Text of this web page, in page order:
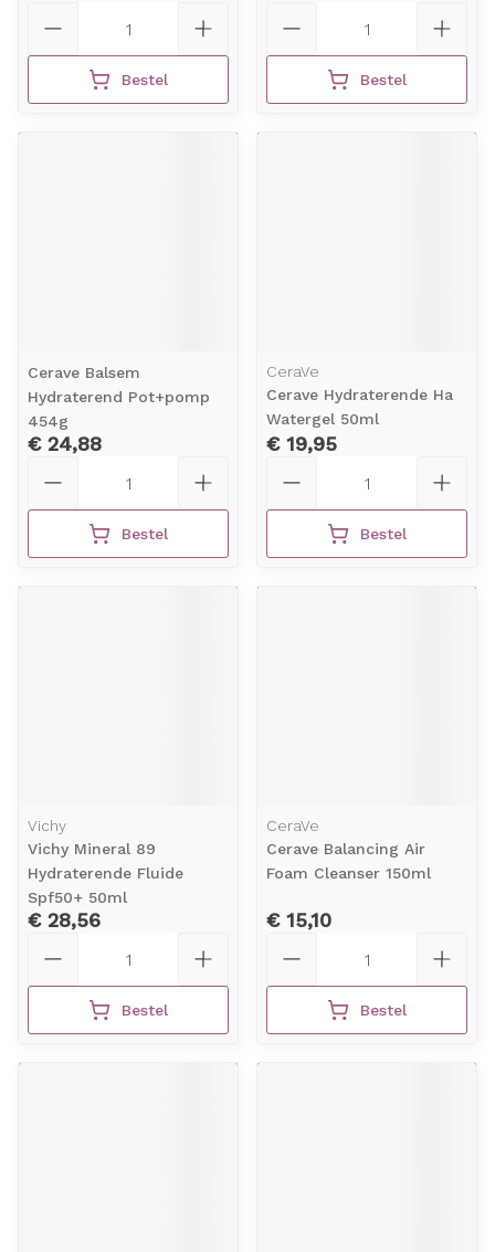
Bestel Bestel
Cerave Balsem
Hydraterend Pot+pomp
454g
€ 24,88
Bestel
CeraVe
Cerave Hydraterende Ha
Watergel 50ml
€ 19,95
Bestel
Vichy
Vichy Mineral 89
Hydraterende Fluide
Spf50+ 50ml
€ 28,56
Bestel
CeraVe
Cerave Balancing Air
Foam Cleanser 150ml
€ 15,10
Bestel